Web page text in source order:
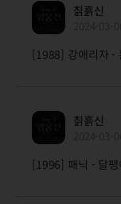
칡흙신
[1988] 강애리자
칡흙신
[1996] 패닉 - 달